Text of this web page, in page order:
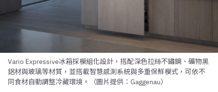
Vario Expressive冰箱採模組化設計，搭配深色拉絲不鏽鋼、礦物黑
鋁材與玻璃等材質，並搭載智慧感測系統與多重保鮮模式，可依不
同食材自動調整冷藏環境。（圖片提供：Gaggenau）